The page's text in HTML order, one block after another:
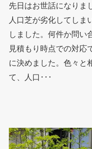
先日はお世話になりま
人口芝が劣化してしま
しました。何件か問い
見積もり時点での対応
に決めました。色々と
て、人口･･･